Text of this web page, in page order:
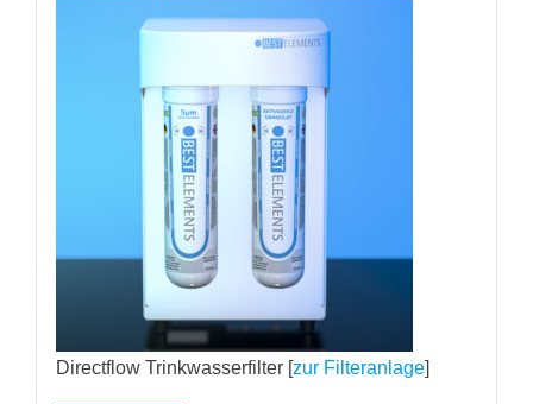
Directflow Trinkwasserfilter [zur Filteranlage]